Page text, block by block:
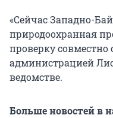
«Сейчас Западно-
природоохранная
проверку
администрацией
ведомстве.
Больше новостей в